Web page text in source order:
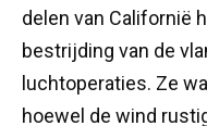
delen van Californië
bestrijding van de
luchtoperaties. Ze
hoewel de wind